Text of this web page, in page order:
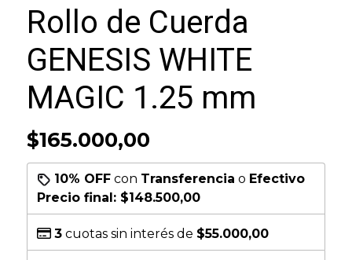
Rollo de Cuerda
GENESIS WHITE
MAGIC 1.25 mm
$165.000,00
10% OFFcon Transferencia o Efectivo
Precio final: $148.500,00
3cuotas sin interés de $55.000,00